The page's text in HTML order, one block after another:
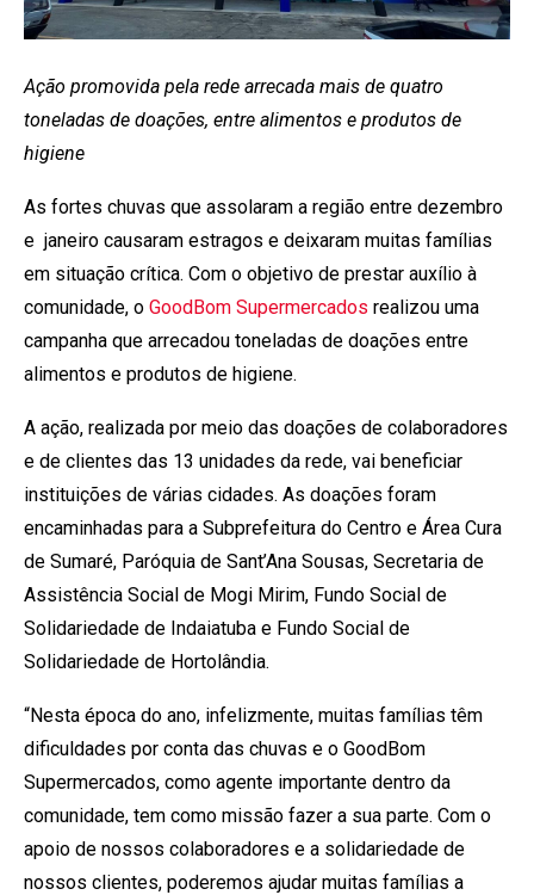
Ação promovida pela rede arrecada mais de quatro
toneladas de doações, entre alimentos e produtos de
higiene
As fortes chuvas que assolaram a região entre dezembro
e janeiro causaram estragos e deixaram muitas famílias
em situação crítica. Com o objetivo de prestar auxílio à
comunidade, o GoodBom Supermercados realizou uma
campanha que arrecadou toneladas de doações entre
alimentos e produtos de higiene.
A ação, realizada por meio das doações de colaboradores
e de clientes das 13 unidades da rede, vai beneficiar
instituições de várias cidades. As doações foram
encaminhadas para a Subprefeitura do Centro e Área Cura
de Sumaré, Paróquia de Sant’Ana Sousas, Secretaria de
Assistência Social de Mogi Mirim, Fundo Social de
Solidariedade de Indaiatuba e Fundo Social de
Solidariedade de Hortolândia.
“Nesta época do ano, infelizmente, muitas famílias têm
dificuldades por conta das chuvas e o GoodBom
Supermercados, como agente importante dentro da
comunidade, tem como missão fazer a sua parte. Com o
apoio de nossos colaboradores e a solidariedade de
nossos clientes, poderemos ajudar muitas famílias a